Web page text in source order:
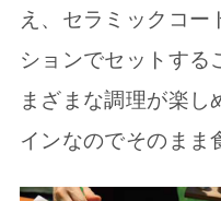
え、セラミックコー
ションでセットする
まざまな調理が楽し
インなのでそのまま